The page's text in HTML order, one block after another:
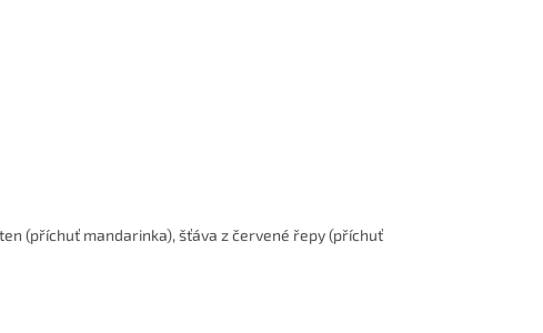
(příchuť mandarinka), šťáva z červené řepy (příchuť